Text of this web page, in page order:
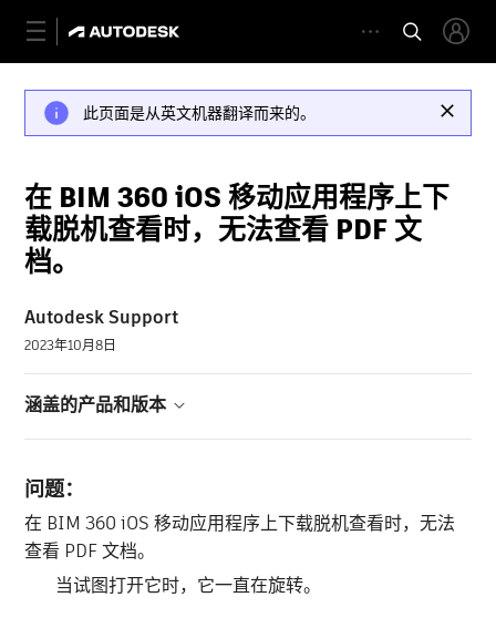
此页面是从英文机器翻译而来的。
在 BIM 360 iOS 移动应用程序上下
载脱机查看时，无法查看 PDF 文
档。
Autodesk Support
2023年10月8日
涵盖的产品和版本
问题：
在 BIM 360 iOS 移动应用程序上下载脱机查看时，无法
查看 PDF 文档。
当试图打开它时，它一直在旋转。